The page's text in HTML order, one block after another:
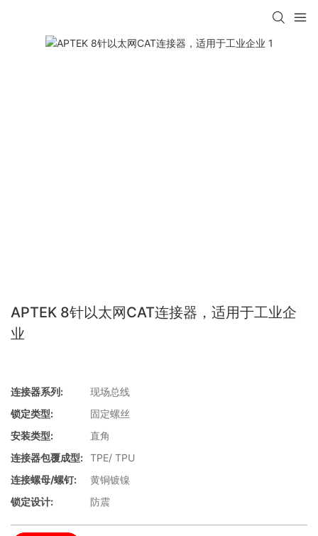
APTEK 8针以太网CAT连接器，适用于工业企
业
连接器系列:
现场总线
锁定类型:
固定螺丝
安装类型:
直角
连接器包覆成型: TPE/ TPU
连接螺母/螺钉:
黄铜镀镍
锁定设计:
防震